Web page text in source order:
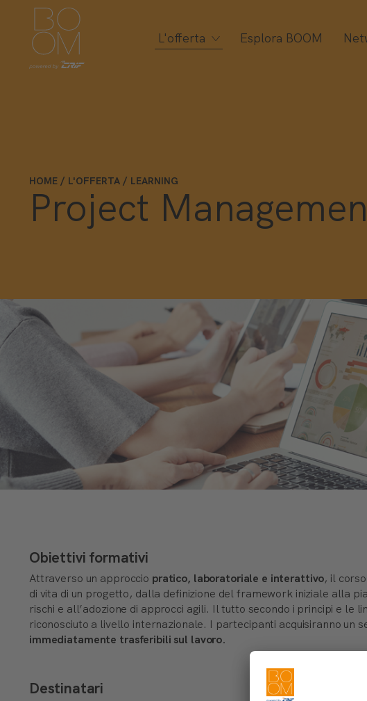
L'offerta Esplora BOOM
HOME L'OFFERTA LEARNING
Project
Obiettivi formativi
Attraverso un approccio pratico, laboratoriale e interattivo, il
di vita di un progetto, dalla definizione del framework iniziale alla
rischi e all’adozione di approcci agili. Il tutto secondo i principi e le
riconosciuto a livello internazionale. I partecipanti acquisiranno un
immediatamente trasferibili sul lavoro.
Destinatari